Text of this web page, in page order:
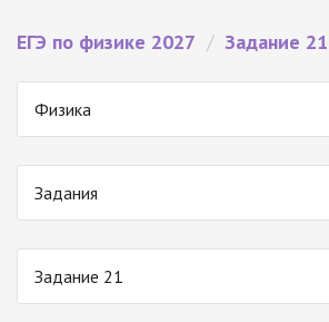
ЕГЭ по физике 2027 / Задание 21
Физика
Задания
Задание 21